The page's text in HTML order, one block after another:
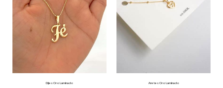
Dijes Oro Laminado Aretes Oro Laminado